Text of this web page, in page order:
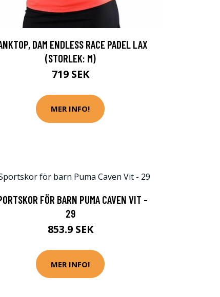
DAM ENDLESS RACE PADEL LAX
(STORLEK: M)
719 SEK
MER INFO!
FÖR BARN PUMA CAVEN VIT -
29
853.9 SEK
MER INFO!